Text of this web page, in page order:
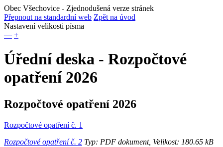
Obec Všechovice - Zjednodušená verze stránek
Přepnout na standardní web Zpět na úvod
Nastavení velikosti písma
— +
Úřední deska - Rozpočtové
opatření 2026
Rozpočtové opatření 2026
Rozpočtové opatření č. 1
Rozpočtové opatření č. 2 Typ: PDF dokument, Velikost: 180.65 kB